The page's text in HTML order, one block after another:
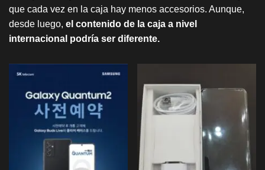
que cada vez en la caja hay menos accesorios. Aunque,
desde luego, el contenido de la caja a nivel
internacional podría ser diferente.